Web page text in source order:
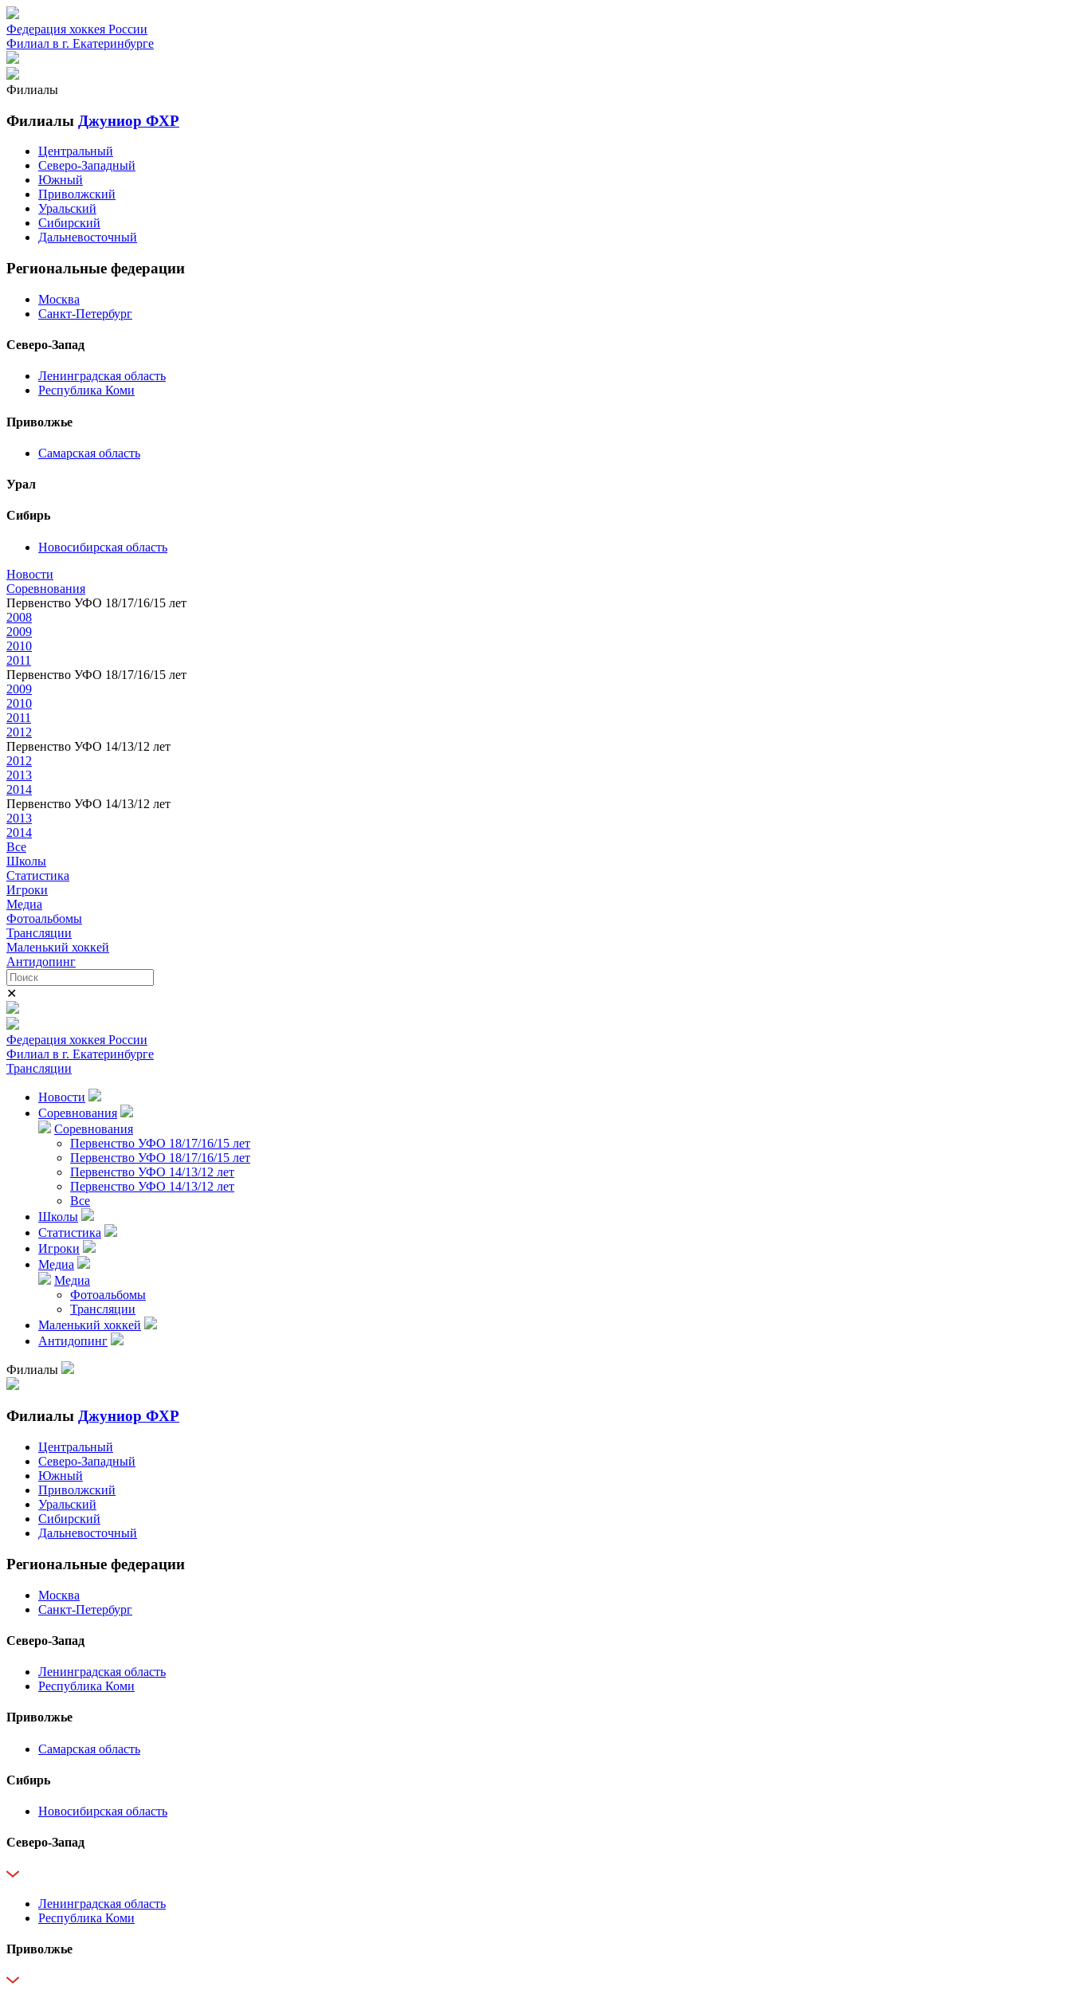
Федерация хоккея России
Филиал в г. Екатеринбурге
Филиалы
Филиалы Джуниор ФХР
Центральный
Северо-Западный
Южный
Приволжский
Уральский
Сибирский
Дальневосточный
Региональные федерации
Москва
Санкт-Петербург
Северо-Запад
Ленинградская область
Республика Коми
Приволжье
Самарская область
Урал
Сибирь
Новосибирская область
Новости
Соревнования
Первенство УФО 18/17/16/15 лет
2008
2009
2010
2011
Первенство УФО 18/17/16/15 лет
2009
2010
2011
2012
Первенство УФО 14/13/12 лет
2012
2013
2014
Первенство УФО 14/13/12 лет
2013
2014
Все
Школы
Статистика
Игроки
Медиа
Фотоальбомы
Трансляции
Маленький хоккей
Антидопинг
✕
Федерация хоккея России
Филиал в г. Екатеринбурге
Трансляции
Новости
Соревнования
Соревнования
Первенство УФО 18/17/16/15 лет
Первенство УФО 18/17/16/15 лет
Первенство УФО 14/13/12 лет
Первенство УФО 14/13/12 лет
Все
Школы
Статистика
Игроки
Медиа
Медиа
Фотоальбомы
Трансляции
Маленький хоккей
Антидопинг
Филиалы
Филиалы Джуниор ФХР
Центральный
Северо-Западный
Южный
Приволжский
Уральский
Сибирский
Дальневосточный
Региональные федерации
Москва
Санкт-Петербург
Северо-Запад
Ленинградская область
Республика Коми
Приволжье
Самарская область
Сибирь
Новосибирская область
Северо-Запад
Ленинградская область
Республика Коми
Приволжье